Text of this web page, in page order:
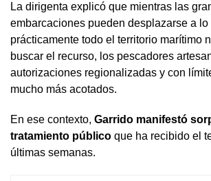
La dirigenta explicó que mientras las
embarcaciones pueden desplazarse a lo
prácticamente todo el territorio marítimo
buscar el recurso, los pescadores
autorizaciones regionalizadas y con
mucho más acotados.
En ese contexto, Garrido manifestó
tratamiento público que ha recibido el
últimas semanas.